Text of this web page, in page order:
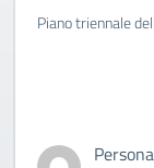
Piano triennale